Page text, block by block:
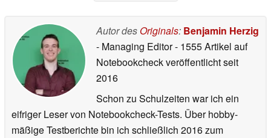
Autor des Originals: Benjamin Herzig
- Managing Editor- 1555 Artikel auf
Notebookcheck veröffentlichtseit
2016
Schon zu Schulzeiten war ich ein
eifriger Leser von Notebookcheck-Tests. Über hobby-
mäßige Testberichte bin ich schließlich 2016 zum